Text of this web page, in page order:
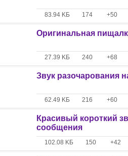
83.94 KБ 174 +50
Оригинальная
27.39 KБ 240 +68
Звук разочарования
62.49 KБ 216 +60
Красивый короткий
сообщения
102.08 KБ 150 +42